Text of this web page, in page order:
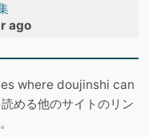
ago
where doujinshi can
める他のサイトのリン